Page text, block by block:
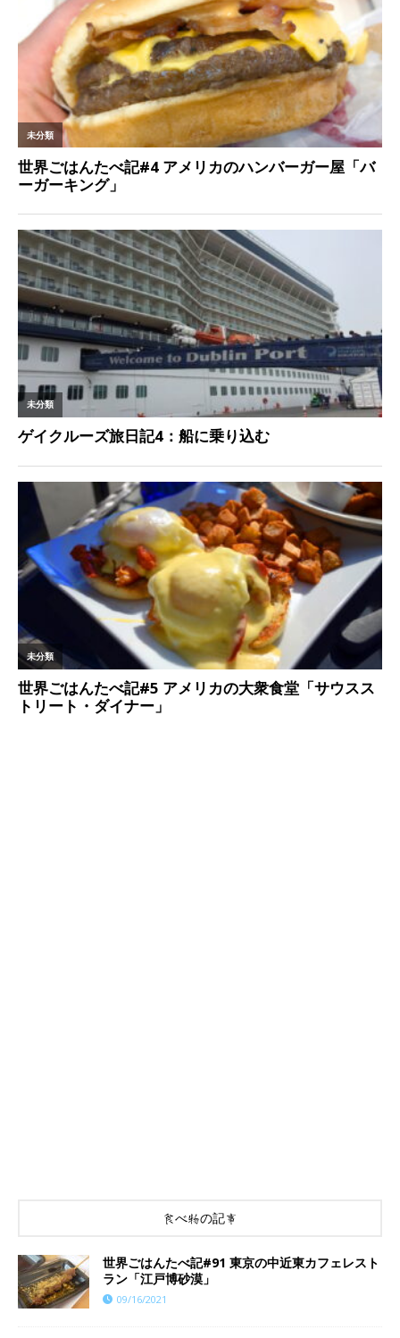
食べ物の記事
世界ごはんたべ記#91 東京の中近東カフェレスト
ラン「江戸博砂漠」
09/16/2021